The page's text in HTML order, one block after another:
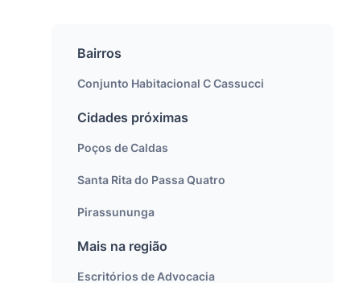
Bairros
Conjunto Habitacional C Cassucci
Cidades próximas
Poços de Caldas
Santa Rita do Passa Quatro
Pirassununga
Mais na região
Escritórios de Advocacia